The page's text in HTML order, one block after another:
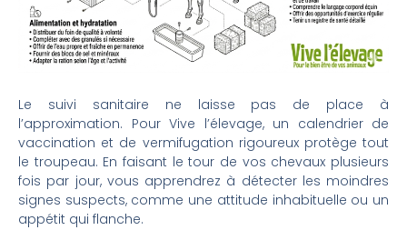
Le suivi sanitaire ne laisse pas de place à
l’approximation. Pour Vive l’élevage, un calendrier de
vaccination et de vermifugation rigoureux protège tout
le troupeau. En faisant le tour de vos chevaux plusieurs
fois par jour, vous apprendrez à détecter les moindres
signes suspects, comme une attitude inhabituelle ou un
appétit qui flanche.